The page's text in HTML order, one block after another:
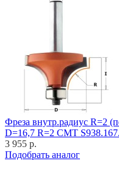
Фреза внутр.радиус R=2
D=16,7 R=2 CMT
3 955 р.
Подобрать аналог